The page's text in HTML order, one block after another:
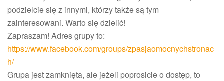
podzielcie się z innymi, którzy także są tym
zainteresowani. Warto się dzielić!
Zapraszam! Adres grupy to:
https://www.facebook.com/groups/zpasjaomocnychstronac
h/
Grupa jest zamknięta, ale jeżeli poprosicie o dostęp, to